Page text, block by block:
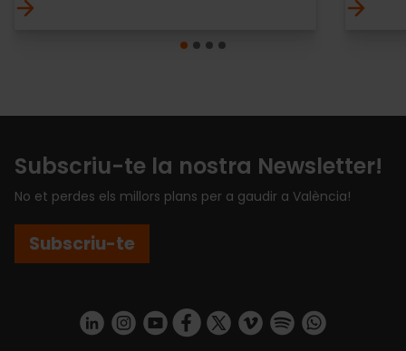
Subscriu-te la nostra Newsletter!
No et perdes els millors plans per a gaudir a València!
Subscriu-te
https://www.linkedin.com/company/turismo-valencia/mycompany/
https://www.instagram.com/visit_valencia/
https://www.youtube.com/user/
https://www.facebook.com/
https://twitter.com/
https://vimeo.com/
https://https://api.whatsapp.com/